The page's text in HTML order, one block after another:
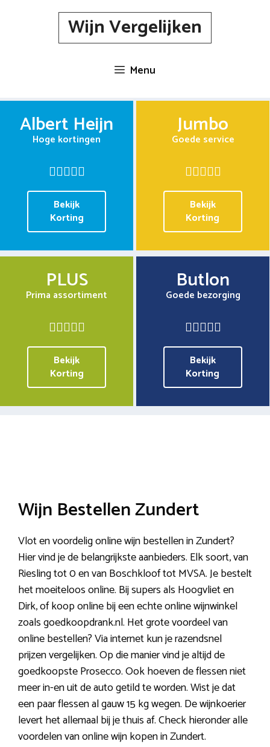
Wijn Vergelijken
Menu
Albert Heijn
Hoge kortingen
Bekijk
Korting
Jumbo
Goede service
Bekijk
Korting
PLUS
Prima assortiment
Bekijk
Korting
Butlon
Goede bezorging
Bekijk
Korting
Wijn Bestellen Zundert
Vlot en voordelig online wijn bestellen in Zundert?
Hier vind je de belangrijkste aanbieders. Elk soort, van
Riesling tot 0 en van Boschkloof tot MVSA. Je bestelt
het moeiteloos online. Bij supers als Hoogvliet en
Dirk, of koop online bij een echte online wijnwinkel
zoals goedkoopdrank.nl. Het grote voordeel van
online bestellen? Via internet kun je razendsnel
prijzen vergelijken. Op die manier vind je altijd de
goedkoopste Prosecco. Ook hoeven de flessen niet
meer in-en uit de auto getild te worden. Wist je dat
een paar flessen al gauw 15 kg wegen. De wijnkoerier
levert het allemaal bij je thuis af. Check hieronder alle
voordelen van online wijn kopen in Zundert.